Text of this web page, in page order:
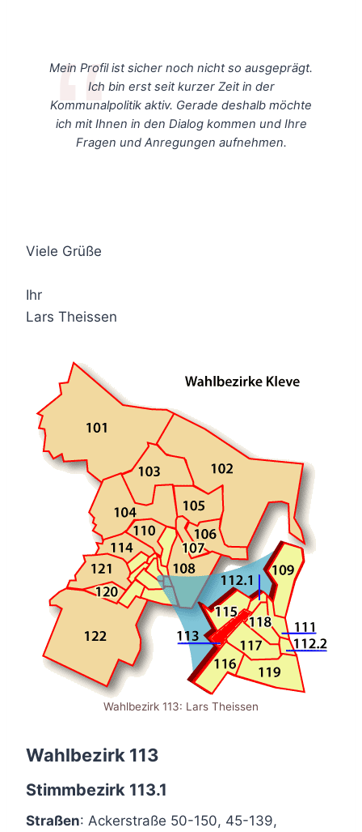
Mein Profil ist sicher noch nicht so ausgeprägt.
Ich bin erst seit kurzer Zeit in der
Kommunalpolitik aktiv. Gerade deshalb möchte
ich mit Ihnen in den Dialog kommen und Ihre
Fragen und Anregungen aufnehmen.
Viele Grüße
Ihr
Lars Theissen
Wahlbezirk 113: Lars Theissen
Wahlbezirk 113
Stimmbezirk 113.1
Straßen: Ackerstraße 50-150, 45-139,